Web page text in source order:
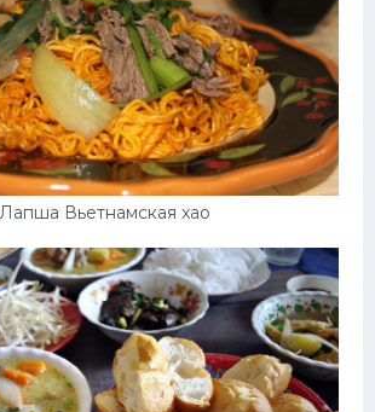
Лапша Вьетнамская xao